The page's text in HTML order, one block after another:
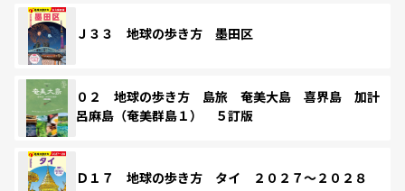
Ｊ３３ 地球の歩き方 墨田区
０２ 地球の歩き方 島旅 奄美大島 喜界島 加計
呂麻島（奄美群島１） ５訂版
Ｄ１７ 地球の歩き方 タイ ２０２７～２０２８